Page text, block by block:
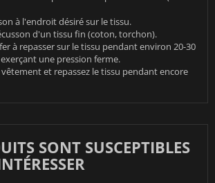
à l'endroit désiré sur le tissu.
d'un tissu fin (coton, torchon).
à repasser sur le tissu pendant environ 20-30
une pression ferme.
et repassez le tissu pendant encore
SONT SUSCEPTIBLES